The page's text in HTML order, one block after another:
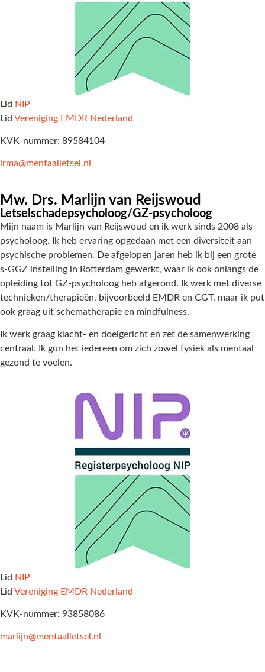
Lid NIP
Lid Vereniging EMDR Nederland
KVK-nummer: 89584104
irma@mentaalletsel.nl
Mw. Drs. Marlijn van Reijswoud
Letselschadepsycholoog/GZ-psycholoog
Mijn naam is Marlijn van Reijswoud en ik werk sinds 2008 als
psycholoog. Ik heb ervaring opgedaan met een diversiteit aan
psychische problemen. De afgelopen jaren heb ik bij een grote
s-GGZ instelling in Rotterdam gewerkt, waar ik ook onlangs de
opleiding tot GZ-psycholoog heb afgerond. Ik werk met diverse
technieken/therapieën, bijvoorbeeld EMDR en CGT, maar ik put
ook graag uit schematherapie en mindfulness.
Ik werk graag klacht- en doelgericht en zet de samenwerking
centraal. Ik gun het iedereen om zich zowel fysiek als mentaal
gezond te voelen.
Lid NIP
Lid Vereniging EMDR Nederland
KVK-nummer: 93858086
marlijn@mentaalletsel.nl